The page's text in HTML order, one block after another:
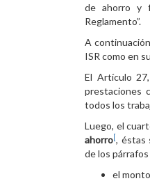
de ahorro y
Reglamento”.
A
ISR como en
El Artículo
prestaciones
todos los
Luego, el
ahorro[, éstas
de los
el